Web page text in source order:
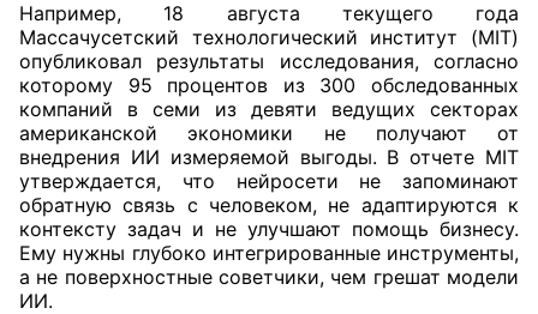
Например, 18 августа текущего года
Массачусетский технологический институт (MIT)
опубликовал результаты исследования, согласно
которому 95 процентов из 300 обследованных
компаний в семи из девяти ведущих секторах
американской экономики не получают от
внедрения ИИ измеряемой выгоды. В отчете MIT
утверждается, что нейросети не запоминают
обратную связь с человеком, не адаптируются к
контексту задач и не улучшают помощь бизнесу.
Ему нужны глубоко интегрированные инструменты,
а не поверхностные советчики, чем грешат модели
ИИ.